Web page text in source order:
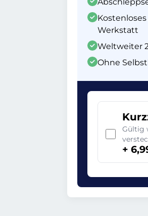
Werkstatt
Weltweiter
Ohne
Gültig
+